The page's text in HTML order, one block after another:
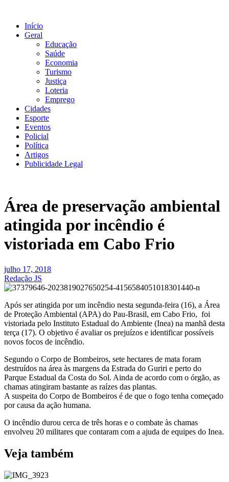
conteúdo
Início
Geral
Educação
Saúde
Economia
Turismo
Justiça
Loteria
Emprego
Cidades
Esporte
Eventos
Policial
Política
Artigos
Publicidade Legal
Área de preservação ambiental
atingida por incêndio é
vistoriada em Cabo Frio
julho 17, 2018
Redação JS
Após ser atingida por um incêndio nesta segunda-feira (16), a Área
de Proteção Ambiental (APA) do Pau-Brasil, em Cabo Frio, foi
vistoriada pelo Instituto Estadual do Ambiente (Inea) na manhã desta
terça (17). O objetivo é avaliar os prejuízos e identificar possíveis
novos focos de incêndio.
Segundo o Corpo de Bombeiros, sete hectares de mata foram
destruídos na área às margens da Estrada do Guriri e perto do
Parque Estadual da Costa do Sol. Ainda de acordo com o órgão, as
chamas atingiram bastante as raízes das plantas.
A suspeita do Corpo de Bombeiros é de que o fogo tenha começado
por causa da ação humana.
O incêndio durou cerca de três horas e o combate às chamas
envolveu 20 militares que contaram com a ajuda de equipes do Inea.
Veja também